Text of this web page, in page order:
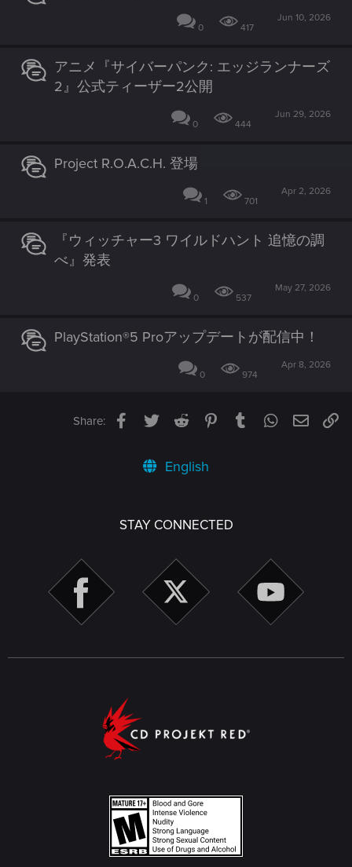
0 417
Jun 10, 2026
アニメ『サイバーパンク: エッジランナーズ
2』公式ティーザー2公開
0 444
Jun 29, 2026
Project R.O.A.C.H. 登場
1 701
Apr 2, 2026
『ウィッチャー3 ワイルドハント 追憶の調
べ』発表
0 537
May 27, 2026
PlayStation®5 Proアップデートが配信中！
0 974
Apr 8, 2026
Share: Facebook
TwitterReddit PinterestTumblrWhatsApp
Email
English
STAY CONNECTED